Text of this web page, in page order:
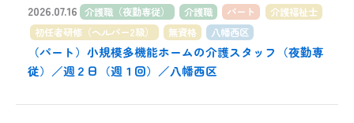
2026.07.16 介護職（夜勤専従） 介護職 パート
介護福祉士
初任者研修（ヘルパー2級）
無資格 八幡西区
（パート）小規模多機能ホームの介護スタッフ（夜勤専
従）／週２日（週１回）／八幡西区